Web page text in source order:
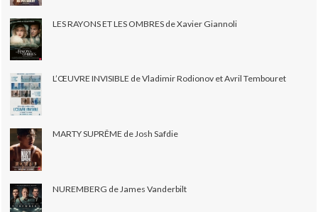
LES RAYONS ET LES OMBRES de Xavier Giannoli
L’ŒUVRE INVISIBLE de Vladimir Rodionov et Avril Tembouret
MARTY SUPRÊME de Josh Safdie
NUREMBERG de James Vanderbilt